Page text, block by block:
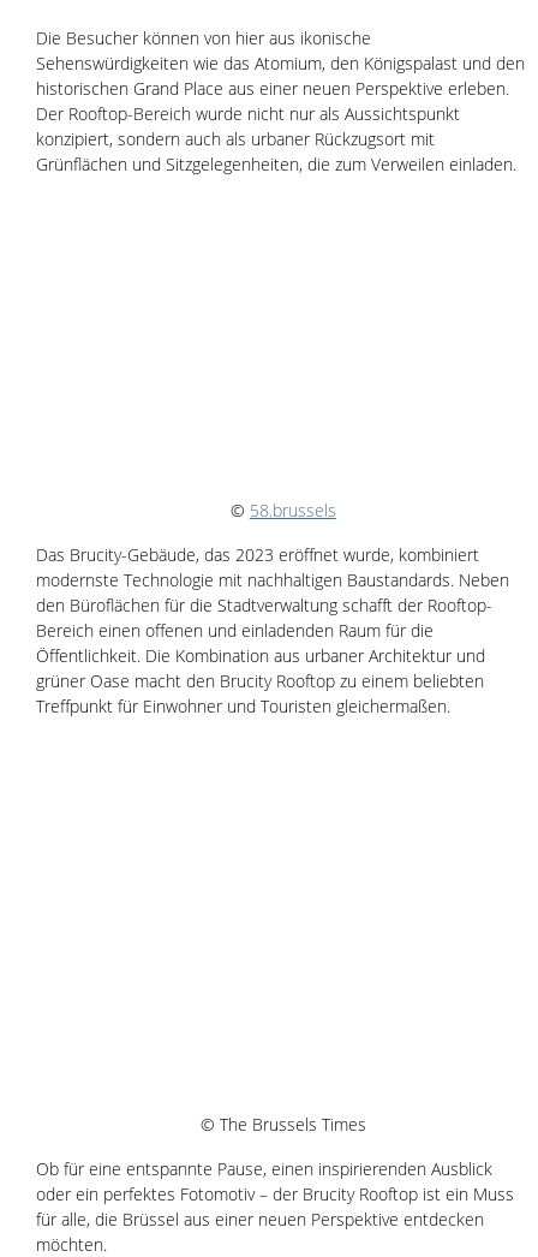
Die Besucher können von hier aus ikonische
Sehenswürdigkeiten wie das Atomium, den Königspalast und den
historischen Grand Place aus einer neuen Perspektive erleben.
Der Rooftop-Bereich wurde nicht nur als Aussichtspunkt
konzipiert, sondern auch als urbaner Rückzugsort mit
Grünflächen und Sitzgelegenheiten, die zum Verweilen einladen.
© 58.brussels
Das Brucity-Gebäude, das 2023 eröffnet wurde, kombiniert
modernste Technologie mit nachhaltigen Baustandards. Neben
den Büroflächen für die Stadtverwaltung schafft der Rooftop-
Bereich einen offenen und einladenden Raum für die
Öffentlichkeit. Die Kombination aus urbaner Architektur und
grüner Oase macht den Brucity Rooftop zu einem beliebten
Treffpunkt für Einwohner und Touristen gleichermaßen.
© The Brussels Times
Ob für eine entspannte Pause, einen inspirierenden Ausblick
oder ein perfektes Fotomotiv – der Brucity Rooftop ist ein Muss
für alle, die Brüssel aus einer neuen Perspektive entdecken
möchten.